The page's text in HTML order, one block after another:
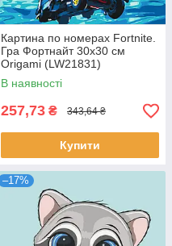
Картина по номерах Fortnite.
Гра Фортнайт 30x30 см
Origamі (LW21831)
В наявності
257,73 ₴ 343,64 ₴
Купити
–17%